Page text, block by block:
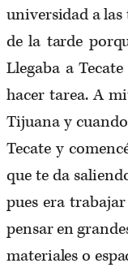
universidad a las
de la tarde
Llegaba a
hacer tarea. A
Tijuana y
Tecate y
que te da
pues era
pensar en
materiales o